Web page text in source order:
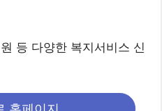
등 다양한 복지서비스 신